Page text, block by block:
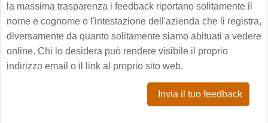
la massima trasparenza i feedback riportano solitamente il
nome e cognome o l'intestazione dell'azienda che li registra,
diversamente da quanto solitamente siamo abituati a vedere
online. Chi lo desidera può rendere visibile il proprio
indirizzo email o il link al proprio sito web.
Invia il tuo feedback